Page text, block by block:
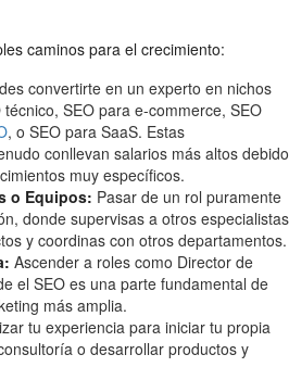
caminos para el crecimiento:
convertirte en un experto en nichos
SEO para e-commerce, SEO
, o SEO para SaaS. Estas
conllevan salarios más altos debido
muy específicos.
o Equipos: Pasar de un rol puramente
donde supervisas a otros especialistas
y coordinas con otros departamentos.
Ascender a roles como Director de
el SEO es una parte fundamental de
más amplia.
tu experiencia para iniciar tu propia
o desarrollar productos y